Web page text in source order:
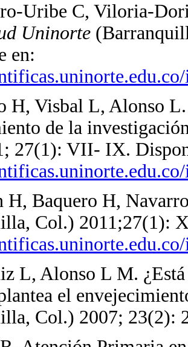
Uribe C, Viloria-
Uninorte
en:
H, Visbal L, Alonso
de la
27(1): VII- IX.
H, Baquero H,
Col.) 2011;27(1):
L, Alonso L M. ¿Está
el
Col.) 2007; 23(2):